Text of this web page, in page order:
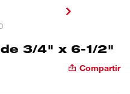
3/4" x 6-1/2"
Compartir